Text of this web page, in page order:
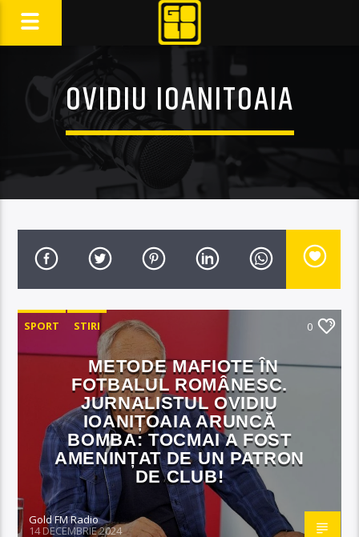
OVIDIU IOANITOAIA
SPORT STIRI 0
METODE MAFIOTE ÎN
FOTBALUL ROMÂNESC.
JURNALISTUL OVIDIU
IOANIȚOAIA ARUNCĂ
BOMBA: TOCMAI A FOST
AMENINȚAT DE UN PATRON
DE CLUB!
Gold FM Radio
14 DECEMBRIE 2024